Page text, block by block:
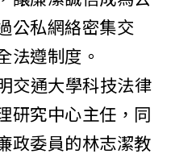
公私網絡密集交
法遵制度。
交通大學科技法律
研究中心主任，同
政委員的林志潔教